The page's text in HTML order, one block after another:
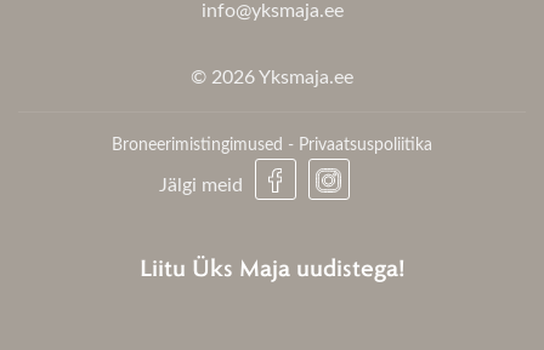
info@yksmaja.ee
© 2026 Yksmaja.ee
Broneerimistingimused - Privaatsuspoliitika
Jälgi meid
Liitu Üks Maja uudistega!